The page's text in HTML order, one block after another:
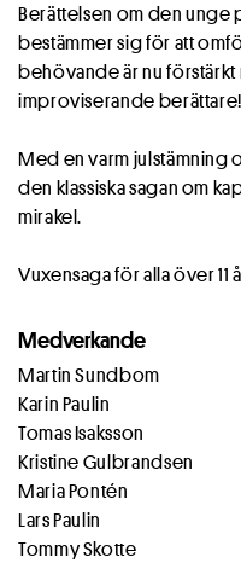
Berättelsen om den unge
bestämmer sig för att
behövande är nu förstärkt
improviserande berättare!
Med en varm julstämning
den klassiska sagan om
mirakel.
Vuxensaga för alla över 11
Medverkande
Martin Sundbom
Karin Paulin
Tomas Isaksson
Kristine Gulbrandsen
Maria Pontén
Lars Paulin
Tommy Skotte